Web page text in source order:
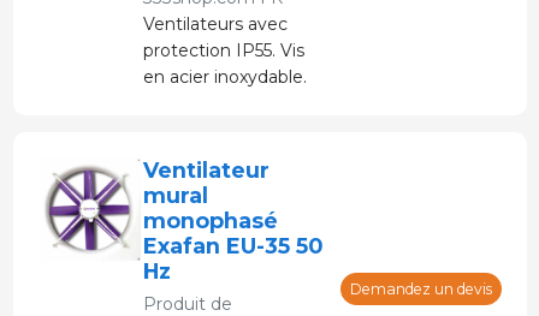
Ventilateurs avec
protection IP55. Vis
en acier inoxydable.
Ventilateur
mural
monophasé
Exafan EU-35 50
Hz
Produit de
Demandez un devis